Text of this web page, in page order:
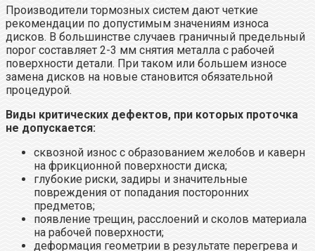
Производители тормозных систем дают четкие
рекомендации по допустимым значениям износа
дисков. В большинстве случаев граничный предельный
порог составляет 2-3 мм снятия металла с рабочей
поверхности детали. При таком или большем износе
замена дисков на новые становится обязательной
процедурой.
Виды критических дефектов, при которых проточка
не допускается:
сквозной износ с образованием желобов и каверн
на фрикционной поверхности диска;
глубокие риски, задиры и значительные
повреждения от попадания посторонних
предметов;
появление трещин, расслоений и сколов материала
на рабочей поверхности;
деформация геометрии в результате перегрева и